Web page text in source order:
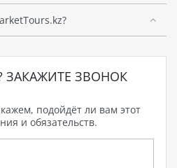
ЗАКАЖИТЕ ЗВОНОК
подойдёт ли вам этот
и обязательств.